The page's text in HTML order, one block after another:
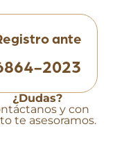
ante
2023
¿Dudas?
y con
te asesoramos.